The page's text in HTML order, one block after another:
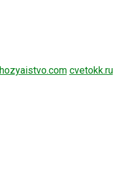
hozyaistvo.com cvetokk.ru